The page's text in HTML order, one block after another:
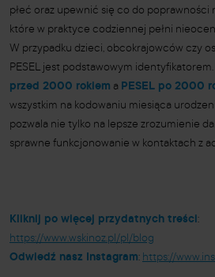
płeć oraz upewnić się co do poprawności
które w praktyce codziennej pełni
W przypadku dzieci, obcokrajowców czy
PESEL jest podstawowym
przed 2000 rokiem a PESEL po 2000
wszystkim na kodowaniu miesiąca
pozwala nie tylko na lepsze zrozumienie
sprawne funkcjonowanie w kontaktach z
Kliknij po więcej przydatnych treści:
https://www.wskinoz.pl/pl/blog
Odwiedź nasz Instagram: https://